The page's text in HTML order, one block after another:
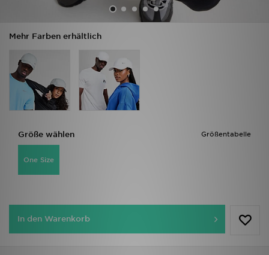
Mehr Farben erhältlich
Größentabelle
Größe wählen
One Size
In den Warenkorb
Bestellverfolgung
Hilfe & Kontakt
Trending Styles